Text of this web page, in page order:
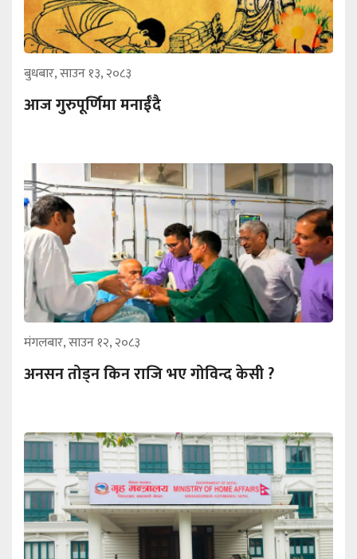
बुधबार, साउन १३, २०८३
आज गुरुपूर्णिमा मनाईँदै
मंगलबार, साउन १२, २०८३
अनसन तोड्न किन राजि भए गोविन्द केसी ?